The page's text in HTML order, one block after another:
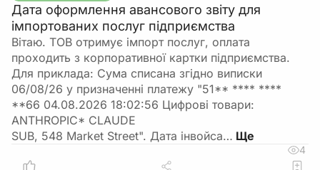
Дата оформлення авансового звіту для
імпортованих послуг підприємства
Вітаю. ТОВ отримує імпорт послуг, оплата
проходить з корпоративної картки підприємства.
Для приклада: Сума списана згідно виписки
06/08/26 у призначенні платежу "51** **** ****
**66 04.08.2026 18:02:56 Цифровi товари:
ANTHROPIC* CLAUDE
SUB, 548 Market Street". Дата інвойса…
4